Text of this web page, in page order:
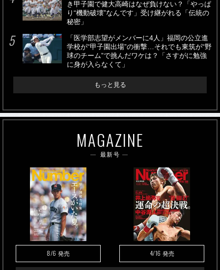
き甲子園で健大高崎はなぜ負けない？「やっぱ
り“機動破壊”なんです」受け継がれる「伝統の
秘密」
「医学部志望がメンバーに4人」福岡の公立進
学校が“甲子園出場”の衝撃…それでも東筑が“野
球のチーム”で挑んだワケは？「さすがに勉強
に身が入らなくて」
もっと見る
MAGAZINE
最新号
8/6 発売 4/16 発売